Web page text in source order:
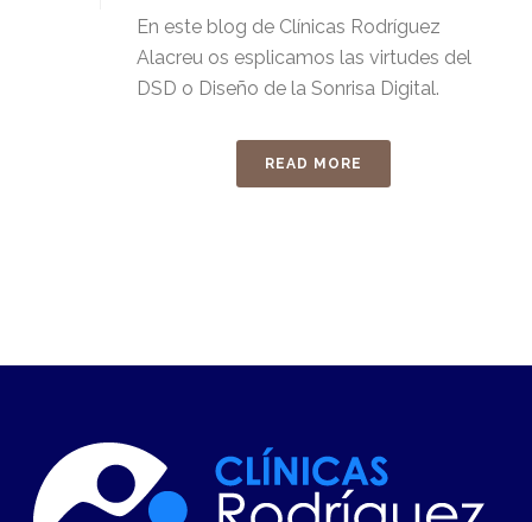
En este blog de Clínicas Rodríguez
Alacreu os esplicamos las virtudes del
DSD o Diseño de la Sonrisa Digital.
READ MORE